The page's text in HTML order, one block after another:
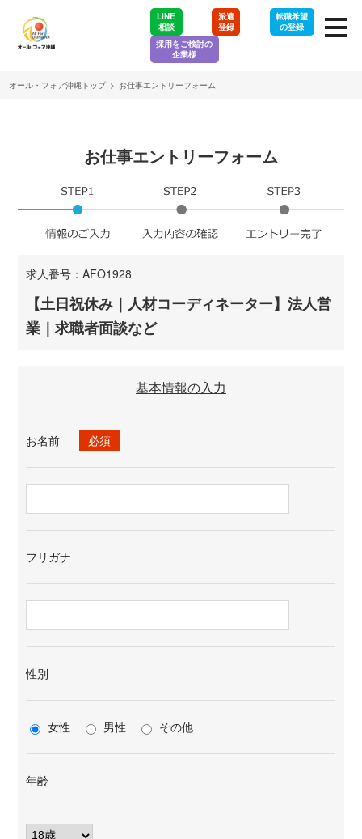
LINE
相談
派遣
登録
転職希望
の登録
採用をご検討の
企業様
オール・フォア沖縄トップ > お仕事エントリーフォーム
お仕事エントリーフォーム
求人番号：AFO1928
【土日祝休み｜人材コーディネーター】法人営
業｜求職者面談など
基本情報の入力
お名前 必須
フリガナ
性別
女性 男性 その他
年齢